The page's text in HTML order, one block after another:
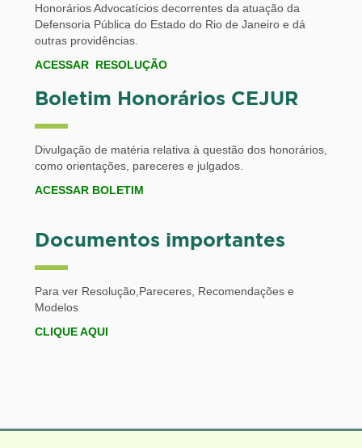
Honorários Advocatícios decorrentes da atuação da
Defensoria Pública do Estado do Rio de Janeiro e dá
outras providências.
ACESSAR RESOLUÇÃO
Boletim Honorários CEJUR
Divulgação de matéria relativa à questão dos honorários,
como orientações, pareceres e julgados.
ACESSAR BOLETIM
Documentos importantes
Para ver Resolução,Pareceres, Recomendações e
Modelos
CLIQUE AQUI